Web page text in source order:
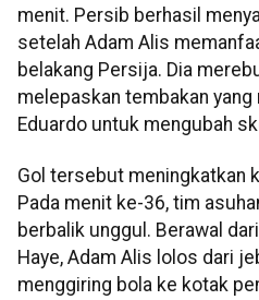
menit. Persib berhasil
setelah Adam Alis
belakang Persija. Dia
melepaskan tembakan
Eduardo untuk mengubah
Gol tersebut meningkatkan
Pada menit ke-36, tim
berbalik unggul. Berawal
Haye, Adam Alis lolos dari
menggiring bola ke kotak